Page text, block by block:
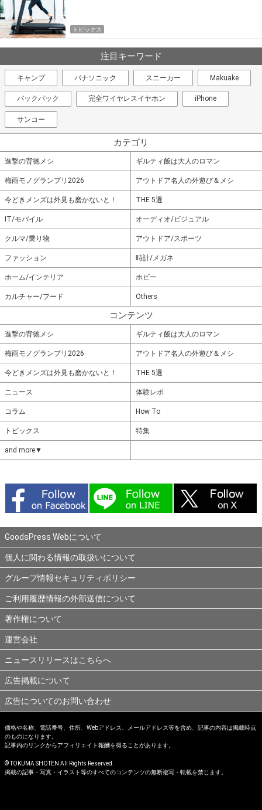
トピックス
注目キーワード
キャンプ パナソニック スニーカー Makuake
バックパック 完全ワイヤレスイヤホン iPhone
サンコー
カテゴリ
進撃の背徳メシ ギルティ飯は大人のロマン
梅雨モノグランプリ2026 アウトドア名人の外遊び＆メシ
今どきメンズは外見も磨かないと！ THE 5選
IT/モバイル オーディオ/ビジュアル
クルマ/乗り物 アウトドア/スポーツ
ファッション 時計/メガネ
ホーム/インテリア ホビー
カルチャー/フード Others
コンテンツ
進撃の背徳メシ ギルティ飯は大人のロマン
梅雨モノグランプリ2026 アウトドア名人の外遊び＆メシ
今どきメンズは外見も磨かないと！ THE 5選
ニュース 体験レポ
コラム How To
トピックス 特集
and more▼
GoodsPress Webについて
個人に関わる情報の取扱いについて
グループ情報セキュリティポリシー
ご利用履歴情報の外部送信について
著作権について
運営会社
ニュースリリースはこちらへ
広告掲載について
広告についてのお問い合わせ
価格や名称、電話番号、住所、Webアドレス、メールアドレス等を含め、記事の内容は掲載時点
のものになります。
記事内のリンクからアフィリエイト報酬を得ることがあります。
© TOKUMA SHOTEN All Rights Reserved.
掲載の記事・写真・イラスト等のすべてのコンテンツの無断複写・転載を禁じます。